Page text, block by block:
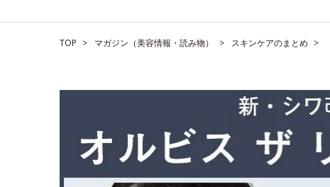
TOP マガジン（美容情報・読み物） スキンケアのまとめ